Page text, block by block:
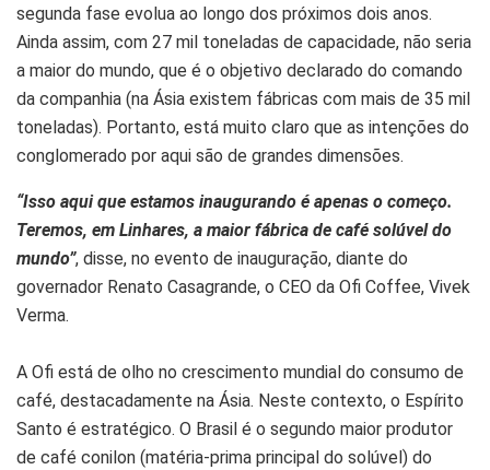
segunda fase evolua ao longo dos próximos dois anos.
Ainda assim, com 27 mil toneladas de capacidade, não seria
a maior do mundo, que é o objetivo declarado do comando
da companhia (na Ásia existem fábricas com mais de 35 mil
toneladas). Portanto, está muito claro que as intenções do
conglomerado por aqui são de grandes dimensões.
“Isso aqui que estamos inaugurando é apenas o começo.
Teremos, em Linhares, a maior fábrica de café solúvel do
mundo”, disse, no evento de inauguração, diante do
governador Renato Casagrande, o CEO da Ofi Coffee, Vivek
Verma.
A Ofi está de olho no crescimento mundial do consumo de
café, destacadamente na Ásia. Neste contexto, o Espírito
Santo é estratégico. O Brasil é o segundo maior produtor
de café conilon (matéria-prima principal do solúvel) do